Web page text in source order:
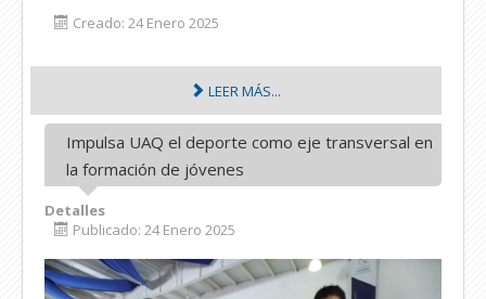
Creado: 24 Enero 2025
LEER MÁS...
Impulsa UAQ el deporte como eje transversal en
la formación de jóvenes
Detalles
Publicado: 24 Enero 2025